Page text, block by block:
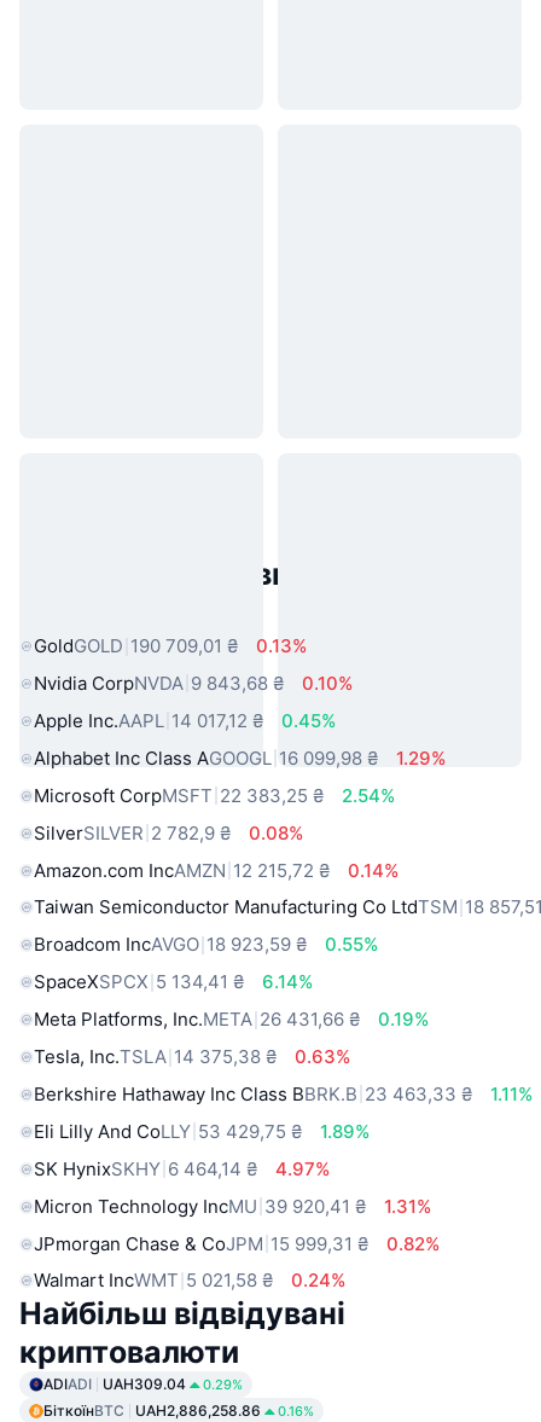
Популярні активи реального
GoldGOLD 190 709,01 ₴
0.13%
Nvidia CorpNVDA 9 843,68 ₴
0.10%
Apple Inc.AAPL 14 017,12 ₴
0.45%
Alphabet Inc Class AGOOGL 16 099,98 ₴
1.29%
Microsoft CorpMSFT 22 383,25 ₴
2.54%
SilverSILVER 2 782,9 ₴
0.08%
Amazon.com IncAMZN 12 215,72 ₴
0.14%
Taiwan Semiconductor Manufacturing Co LtdTSM 18
Broadcom IncAVGO 18 923,59 ₴
0.55%
SpaceXSPCX 5 134,41 ₴
6.14%
Meta Platforms, Inc.META 26 431,66 ₴
0.19%
Tesla, Inc.TSLA 14 375,38 ₴
0.63%
Berkshire Hathaway Inc Class BBRK.B 23 463,33 ₴
1.11%
Eli Lilly And CoLLY 53 429,75 ₴
1.89%
SK HynixSKHY 6 464,14 ₴
4.97%
Micron Technology IncMU 39 920,41 ₴
1.31%
JPmorgan Chase & CoJPM 15 999,31 ₴
0.82%
Walmart IncWMT 5 021,58 ₴ 0.24%
Найбільш відвідувані
криптовалюти
ADIADI UAH309.04 0.29%
БіткоїнBTC UAH2,886,258.86 0.16%